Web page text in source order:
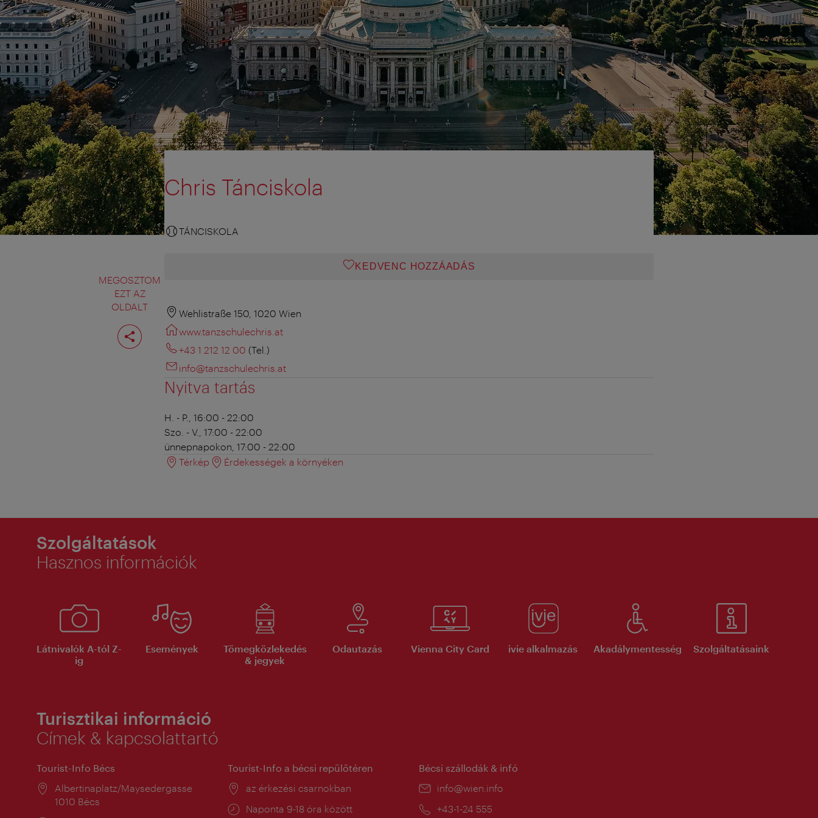
MEGOSZTOM
EZT AZ
OLDALT
Oldal
megosztása
Chris Tánciskola
TÁNCISKOLA
KEDVENC HOZZÁADÁS
Wehlistraße 150, 1020 Wien
www.tanzschulechris.at
+43 1 212 12 00 (Tel.)
info@tanzschulechris.at
Nyitva tartás
H. - P., 16:00 - 22:00
Szo. - V., 17:00 - 22:00
ünnepnapokon, 17:00 - 22:00
Térkép
Érdekességek a környéken
Szolgáltatások
Hasznos információk
Látnivalók A-tól Z-
ig
Események
Tömegközlekedés
& jegyek
Odautazás Vienna City Card ivie alkalmazás Akadálymentesség Szolgáltatásaink
Turisztikai információ
Címek & kapcsolattartó
Tourist-Info Bécs
Helyszín:
Albertinaplatz/Maysedergasse
1010 Bécs
Tourist-Info a bécsi repülőtéren
Helyszín:
az érkezési csarnokban
Nyitva
Naponta 9-18 óra között
Bécsi szállodák & infó
E-
info@wien.info
Telefon:
+43-1-24 555